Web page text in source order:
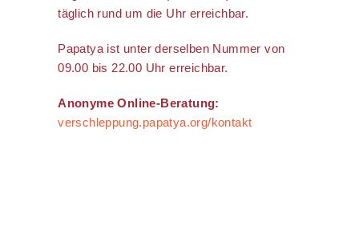
täglich rund um die Uhr erreichbar.
Papatya ist unter derselben Nummer von
09.00 bis 22.00 Uhr erreichbar.
Anonyme Online-Beratung:
verschleppung.papatya.org/kontakt